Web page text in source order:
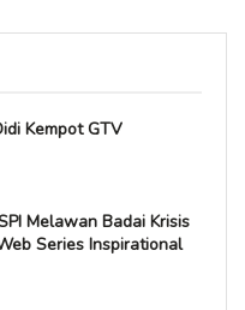
Kempot GTV
Melawan Badai Krisis
Series Inspirational